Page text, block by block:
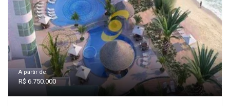
A partir de:
R$ 6.750.000